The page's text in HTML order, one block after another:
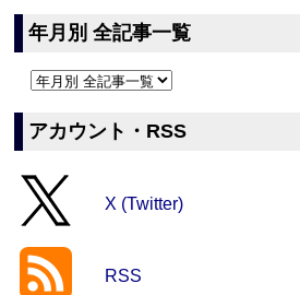
年月別 全記事一覧
アカウント・RSS
X (Twitter)
RSS